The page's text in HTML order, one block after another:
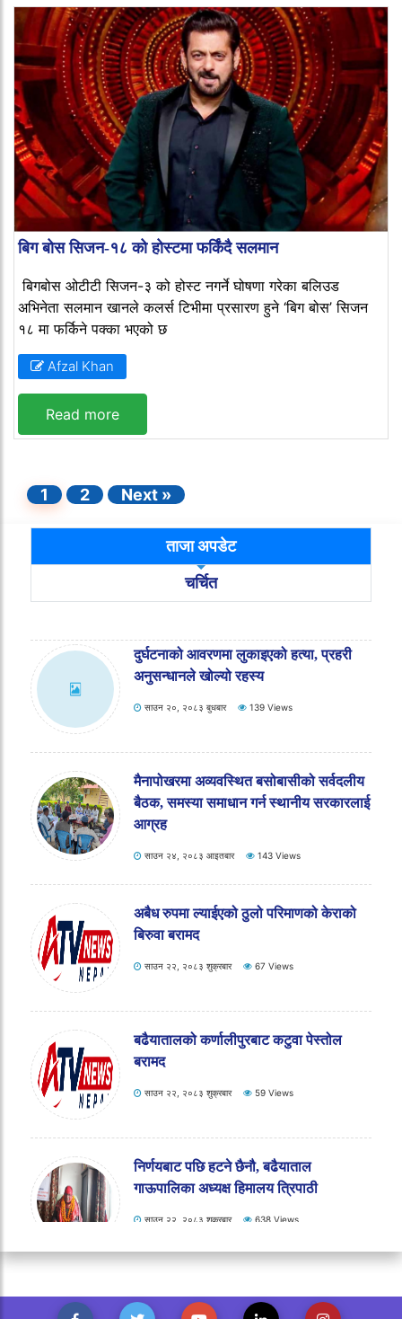
बिग बोस सिजन-१८ को होस्टमा फर्किंदै सलमान
बिगबोस ओटीटी सिजन-३ को होस्ट नगर्ने घोषणा गरेका बलिउड
अभिनेता सलमान खानले कलर्स टिभीमा प्रसारण हुने ‘बिग बोस’ सिजन
१८ मा फर्किने पक्का भएको छ
Afzal Khan
Read more
1 2 Next »
ताजा अपडेट
चर्चित
बढैयातालका राजनीतिक दलको अल्टिमेटम
साउन २०, २०८३ बुधबार
अनुसन्धानले खोल्यो रहस्य
मैनापोखरमा अव्यवस्थित बसोबासीको सर्वदलीय
बैठक, समस्या समाधान गर्न स्थानीय सरकारलाई
आग्रह
साउन २४, २०८३ आइतबार 143 Views
बिरुवा बरामद
बरामद
59 Views
गाऊपालिका अध्यक्ष हिमालय त्रिपाठी